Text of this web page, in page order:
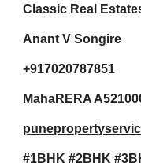
Classic Real
Anant V Songire
+917020787851
MahaRERA
#1BHK #2BHK